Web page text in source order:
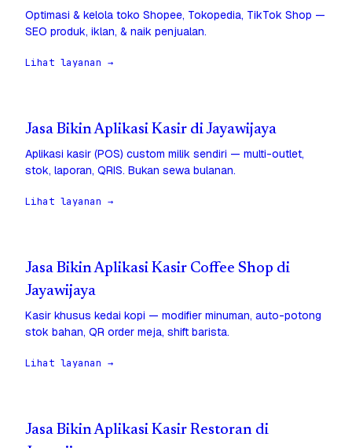
Optimasi & kelola toko Shopee, Tokopedia, TikTok Shop —
SEO produk, iklan, & naik penjualan.
Lihat layanan →
Jasa Bikin Aplikasi Kasir di Jayawijaya
Aplikasi kasir (POS) custom milik sendiri — multi-outlet,
stok, laporan, QRIS. Bukan sewa bulanan.
Lihat layanan →
Jasa Bikin Aplikasi Kasir Coffee Shop di
Jayawijaya
Kasir khusus kedai kopi — modifier minuman, auto-potong
stok bahan, QR order meja, shift barista.
Lihat layanan →
Jasa Bikin Aplikasi Kasir Restoran di